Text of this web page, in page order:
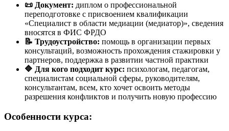
📜 Документ: диплом о профессиональной
переподготовке с присвоением квалификации
«Специалист в области медиации (медиатор)», сведения
вносятся в ФИС ФРДО
📝 Трудоустройство: помощь в организации первых
консультаций, возможность прохождения стажировки у
партнеров, поддержка в развитии частной практики
🔷 Для кого подходит курс: психологам, педагогам,
специалистам социальной сферы, руководителям,
консультантам, всем, кто хочет освоить методы
разрешения конфликтов и получить новую профессию
Особенности курса: